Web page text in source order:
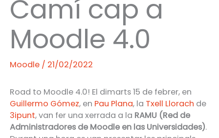
Camí cap a
Moodle 4.0
Moodle / 21/02/2022
Road to Moodle 4.0! El dimarts 15 de febrer, en
Guillermo Gómez, en Pau Plana, la Txell Llorach de
3ipunt, van fer una xerrada a la RAMU (Red de
Administradores de Moodle en las Universidades).